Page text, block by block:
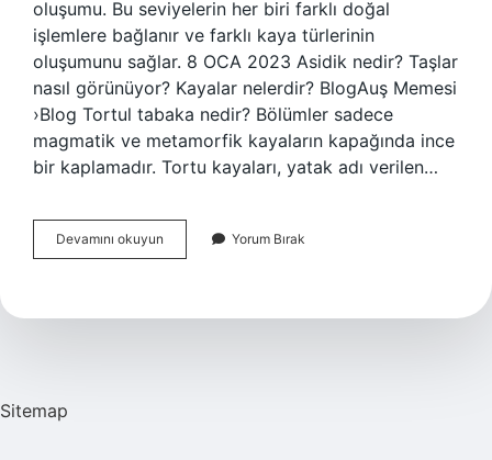
oluşumu. Bu seviyelerin her biri farklı doğal
işlemlere bağlanır ve farklı kaya türlerinin
oluşumunu sağlar. 8 OCA 2023 Asidik nedir? Taşlar
nasıl görünüyor? Kayalar nelerdir? BlogAuş Memesi
›Blog Tortul tabaka nedir? Bölümler sadece
magmatik ve metamorfik kayaların kapağında ince
bir kaplamadır. Tortu kayaları, yatak adı verilen…
Devamını okuyun Tortullar
Nasıl
Yorum Bırak
Sitemap